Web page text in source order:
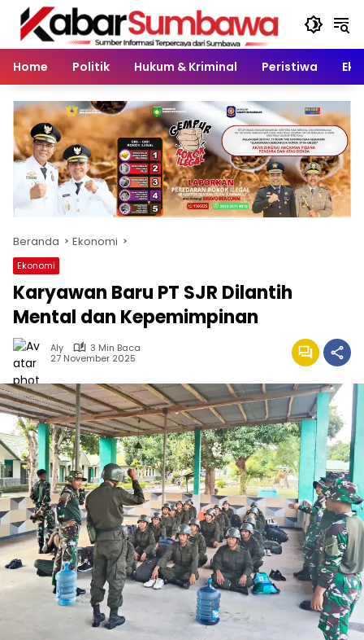
Langsung
konten
Home
Politik Hukum & Kriminal Peristiwa
Beranda Ekonomi
Ekonomi
Karyawan Baru PT SJR Dilantih
Mental dan Kepemimpinan
Aly
3 Min Baca
27 November 2025